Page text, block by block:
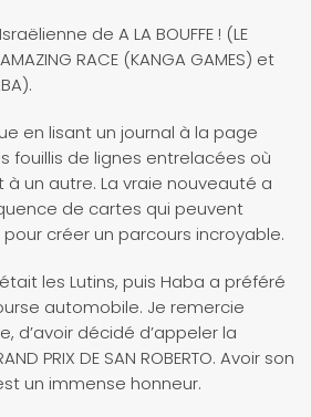
de A LA BOUFFE ! (LE
RACE (KANGA GAMES) et
en lisant un journal à la page
fouillis de lignes entrelacées où
à un autre. La vraie nouveauté a
de cartes qui peuvent
pour créer un parcours incroyable.
les Lutins, puis Haba a préféré
automobile. Je remercie
d’avoir décidé d’appeler la
PRIX DE SAN ROBERTO. Avoir son
un immense honneur.